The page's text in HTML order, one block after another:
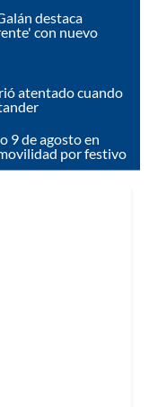
destaca
con nuevo
atentado cuando
9 de agosto en
por festivo